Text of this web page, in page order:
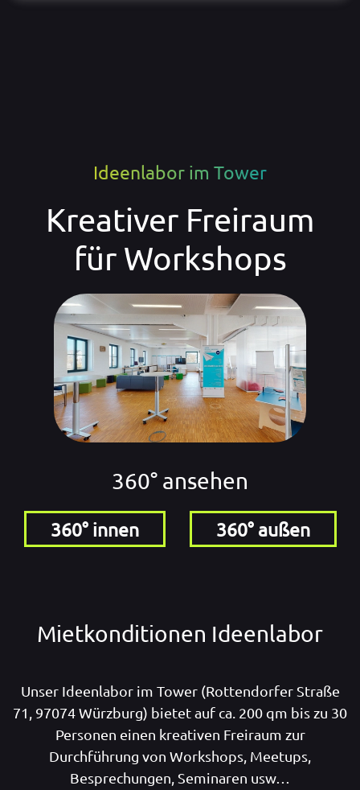
Ideenlabor im Tower
Kreativer Freiraum
für Workshops
360° ansehen
360° innen 360° außen
Mietkonditionen Ideenlabor
Unser Ideenlabor im Tower (Rottendorfer Straße
71, 97074 Würzburg) bietet auf ca. 200 qm bis zu 30
Personen einen kreativen Freiraum zur
Durchführung von Workshops, Meetups,
Besprechungen, Seminaren usw…